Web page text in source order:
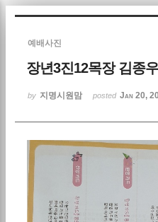
예배사진
장년3진12목장 김종
by 지명시원맘 posted Jan 20,